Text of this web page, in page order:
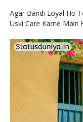
Agar Bandi Loyal Ho
Uski Care Karne Main